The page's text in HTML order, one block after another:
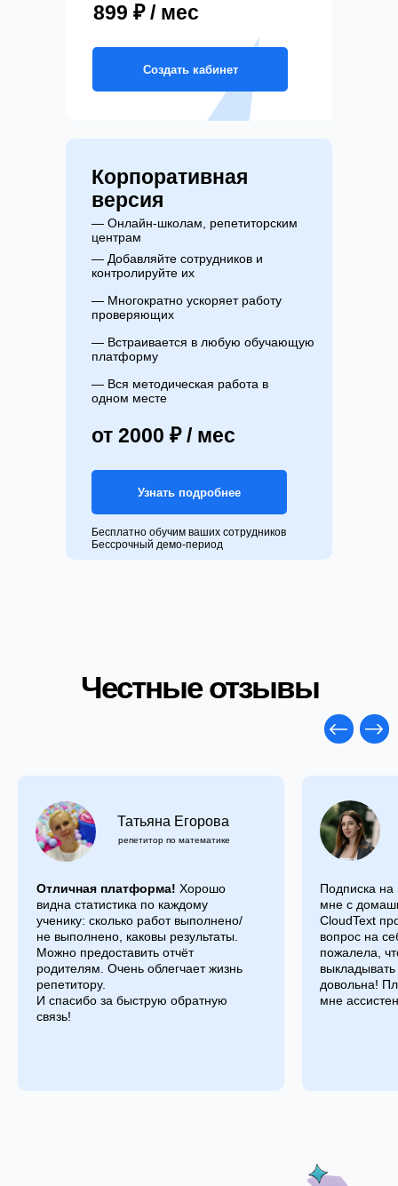
Корпоративная
версия
— Вся методическая работа в
одном месте
Бесплатно обучим ваших сотрудников
Бессрочный демо-период
— Встраивается в любую обучающую
платформу
— Многократно ускоряет работу
проверяющих
— Добавляйте сотрудников и
контролируйте их
— Онлайн-школам, репетиторским
центрам
Узнать подробнее
899 ₽ / мес
Создать кабинет
от 2000 ₽ / мес
Честные отзывы
Татьяна Егорова
репетитор по математике
Отличная платформа! Хорошо
видна статистика по каждому
ученику: сколько работ выполнено/
не выполнено, каковы результаты.
Можно предоставить отчёт
родителям. Очень облегчает жизнь
репетитору.
И спасибо за быструю обратную
связь!
Подписка на
мне с
CloudText
вопрос на
пожалела,
довольна!
мне